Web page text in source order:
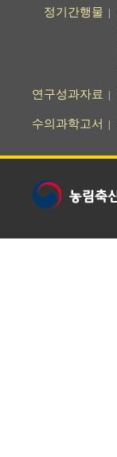
정기간행물
연구성과자료
수의과학고서